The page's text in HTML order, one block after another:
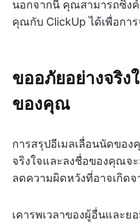
นอกจากนี้ คุณสามารถซิงค์
คุณกับ ClickUp ได้เพื่อกา
ขออภัยอย่างจริง
ของคุณ
การสรุปอีเมลเลื่อนนัดขอ
จริงใจและลงชื่อของคุณจ
ลดความผิดหวังที่อาจเกิดจ
เคารพเวลาของผู้อื่นและย